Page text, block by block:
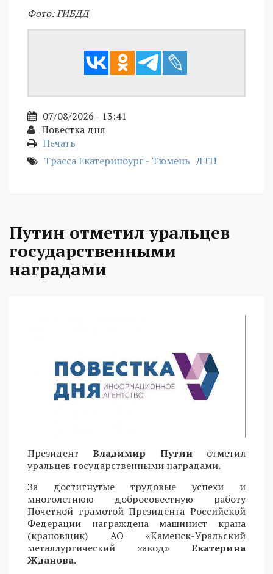
Фото: ГИБДД
07/08/2026 - 13:41
Повестка дня
Печать
Трасса Екатеринбург - Тюмень ДТП
Путин отметил уральцев
государственными
наградами
ПрезидентВладимир Путин отметил
уральцев государственными наградами.
За достигнутые трудовые успехи и
многолетнюю добросовестную работу
Почетной грамотой Президента Российской
Федерации награждена машинист крана
(крановщик) АО «Каменск-Уральский
металлургический завод» Екатерина
Жданова.